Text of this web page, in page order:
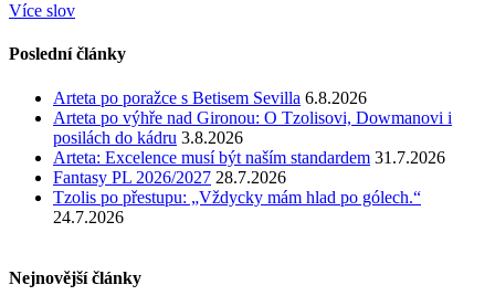
Více slov
Poslední články
Arteta po poražce s Betisem Sevilla 6.8.2026
Arteta po výhře nad Gironou: O Tzolisovi, Dowmanovi i
posilách do kádru 3.8.2026
Arteta: Excelence musí být naším standardem 31.7.2026
Fantasy PL 2026/2027 28.7.2026
Tzolis po přestupu: „Vždycky mám hlad po gólech.“
24.7.2026
Nejnovější články